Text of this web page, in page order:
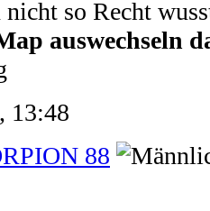
so Recht
auswechseln
13:48
88